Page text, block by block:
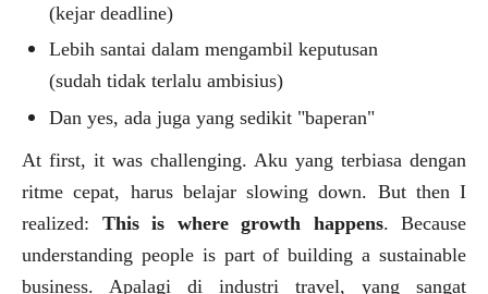
(kejar deadline)
Lebih santai dalam mengambil keputusan
(sudah tidak terlalu ambisius)
Dan yes, ada juga yang sedikit "baperan"
At first, it was challenging. Aku yang terbiasa dengan
ritme cepat, harus belajar slowing down. But then I
realized: This is where growth happens. Because
understanding people is part of building a sustainable
business. Apalagi di industri travel, yang sangat